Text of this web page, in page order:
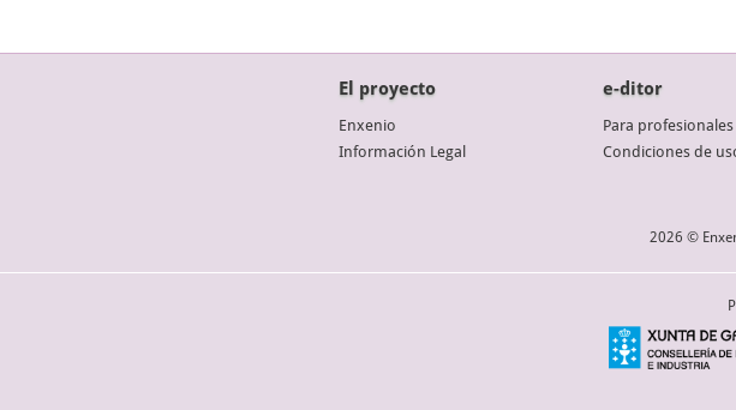
El proyecto
Enxenio
Información Legal
e-ditor
Para profesionales
Condiciones de
2026 ©